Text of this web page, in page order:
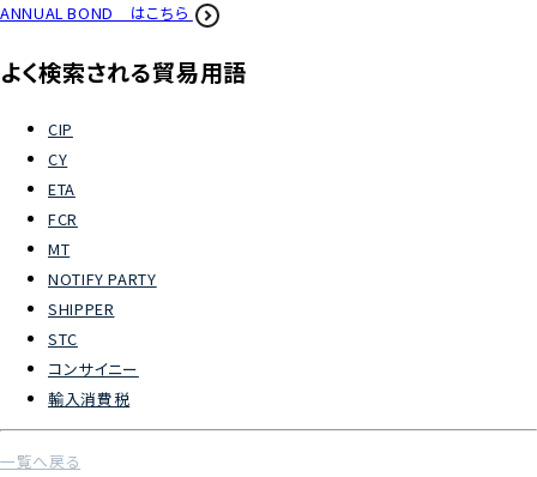
ENGLISH
ANNUAL BOND はこちら
よく検索される貿易用語
CIP
CY
ETA
FCR
MT
NOTIFY PARTY
SHIPPER
STC
コンサイニー
輸入消費税
一覧へ戻る